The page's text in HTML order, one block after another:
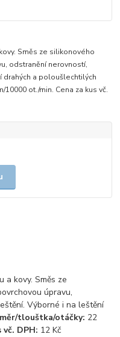
Směs ze silikonového
odstranění nerovností,
drahých a poloušlechtilých
10000 ot./min. Cena za kus vč.
a kovy. Směs ze
úpravu,
Výborné i na leštění
tlouštka/otáčky: 22
vč. DPH: 12 Kč